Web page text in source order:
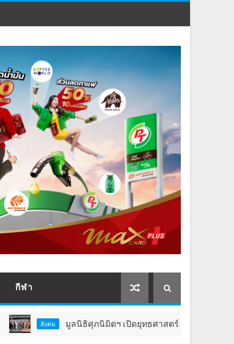
กีฬา
มูลนิธิศุภนิมิตฯ เปิดยุทธศาสตร์ 5 ปี ยกระดับคุณภาพชีวิต ‘เด็ก